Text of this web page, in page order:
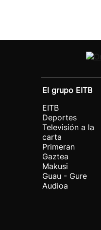
El grupo EITB
EITB
Deportes
Televisión a la
carta
Primeran
Gaztea
Makusi
Guau - Gure
Audioa